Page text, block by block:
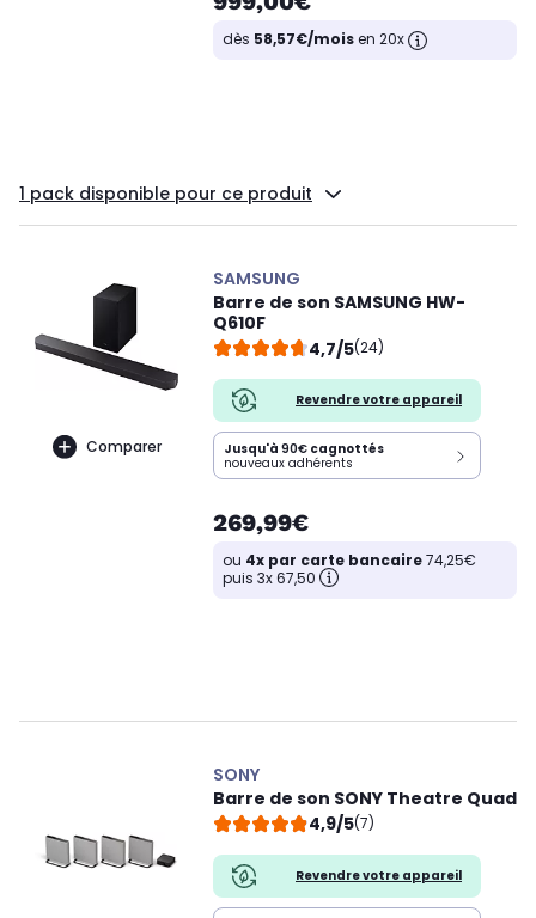
dès 58,57€/moisen 20x
1 pack disponible pour ce produit
Comparer
SAMSUNG
Barre de son SAMSUNG HW-
Q610F
4,7/5(24)
Revendre votre appareil
Jusqu'à 90€ cagnottés
nouveaux adhérents
269,99€
ou 4x par carte bancaire74,25€
puis 3x 67,50
SONY
Barre de son SONY Theatre Quad
4,9/5(7)
Revendre votre appareil